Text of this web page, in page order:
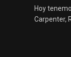
Hoy
Carpenter,